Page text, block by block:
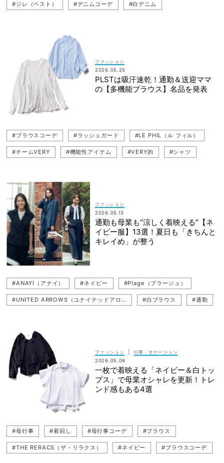
#ジレ（ベスト） #デニムコーデ #白デニム
#笹川友里
#MACHATT（マチャット）
ファッション
2026.05.25
PLSTは吸汗速乾！通勤＆送迎ママ
の【多機能ブラウス】名品を発表
#ブラウスコーデ #ラッシュガード #LE PHIL（ル フィル）
#チームVERY #機能性アイテム #VERY的 #シャツ
#クラウドチームVERY #ブラウス
#PLST（プラステ） #白ブラウス
ファッション
2026.05.13
通勤も母業も“涼しく着映える”【ネ
イビー服】13選！夏日も「きちんと
キレイめ」が整う
#ANAYI（アナイ） #ネイビー #Plage（プラージュ）
#UNITED ARROWS（ユナイテッドアローズ） #白ブラウス #通勤
#通勤コーデ
#笹川友里 #ネイビーパンツ #キレイめ
#パンツコーデ #PLST（プラステ） #ジャケットコーデ
#MW（エムダブリュー） #RIM.ARK（リムアーク）
#スカートコーデ #ebure（エブール）
ファッション
行事・オケージョン
2026.05.08
一枚で着映える「ネイビー＆白トッ
プス」で母業オシャレを更新！トレ
ンド感もある4選
#母行事 #着回し #母行事コーデ #ブラウス
#THE RERACS（ザ・リラクス） #ネイビー #ブラウスコーデ